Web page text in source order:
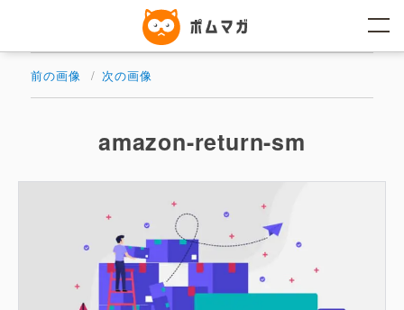
ン
前の画像 次の画像
amazon-return-sm